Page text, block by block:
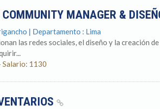
MANAGER &
| Departamento : Lima
las redes sociales, el diseño y la creación
1130